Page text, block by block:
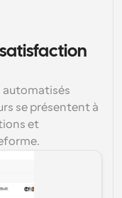
automatisés
se présentent à
et